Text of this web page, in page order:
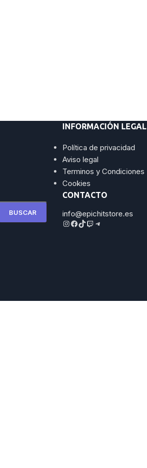
BUSCAR
INFORMACIÓN LEGAL
Política de privacidad
Aviso legal
Terminos y Condiciones
Cookies
CONTACTO
info@epichitstore.es